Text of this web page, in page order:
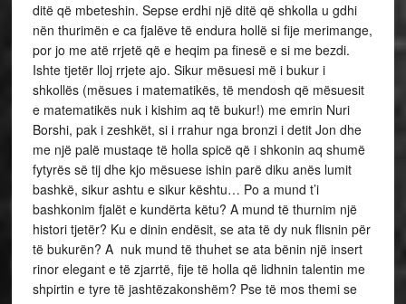
ditë që mbeteshin. Sepse erdhi një ditë që shkolla u gdhi
nën thurimën e ca fjalëve të endura hollë si fije merimange,
por jo me atë rrjetë që e heqim pa finesë e si me bezdi.
Ishte tjetër lloj rrjete ajo. Sikur mësuesi më i bukur i
shkollës (mësues i matematikës, të mendosh që mësuesit
e matematikës nuk i kishim aq të bukur!) me emrin Nuri
Borshi, pak i zeshkët, si i rrahur nga bronzi i detit Jon dhe
me një palë mustaqe të holla spicë që i shkonin aq shumë
fytyrës së tij dhe kjo mësuese ishin parë diku anës lumit
bashkë, sikur ashtu e sikur kështu… Po a mund t’i
bashkonim fjalët e kundërta këtu? A mund të thurnim një
histori tjetër? Ku e dinin endësit, se ata të dy nuk flisnin për
të bukurën? A nuk mund të thuhet se ata bënin një insert
rinor elegant e të zjarrtë, fije të holla që lidhnin talentin me
shpirtin e tyre të jashtëzakon­shëm? Pse të mos themi se